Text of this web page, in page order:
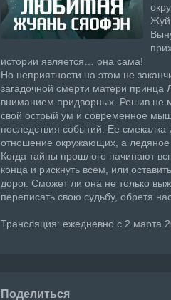
Жуй
истории является… она сама!
Но неприятности на этом не
загадочной смерти матери
вниманием придворных. Решив не
свой острый ум и современное
последствия событий. Ее
отношение окружающих, а ледяное
Когда тайны прошлого начинают
конца и рискнуть всем, или
дорог. Сможет ли она не только
переписать свою судьбу, обретя
Трансляция: ежедневно с 2 марта
Поделиться